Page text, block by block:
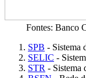
Fontes: Banco
SPB - Sistema
SELIC -
STR - Sistema